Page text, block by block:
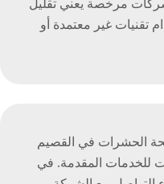
شركات مرخصة يعني تقليل
تقنيات غير معتمدة أو
الحشرات في القصيم
للخدمات المقدمة. في